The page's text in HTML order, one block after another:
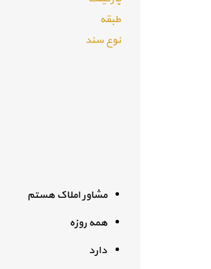
مشاور املاک هستم
همه روزه
دارد
طبقه
نوع سند